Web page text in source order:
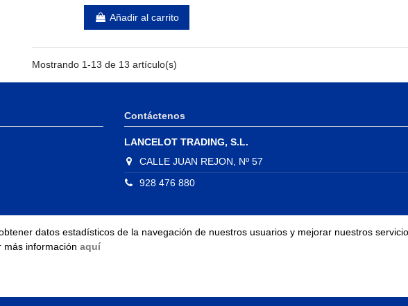
Añadir al carrito
Mostrando 1-13 de 13 artículo(s)
Contáctenos
LANCELOT TRADING, S.L.
CALLE JUAN REJON, Nº 57
928 476 880
datos estadísticos de la navegación de nuestros usuarios y mejorar nuestros
más información aquí